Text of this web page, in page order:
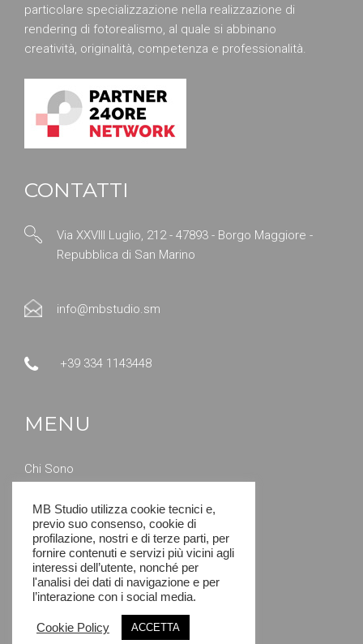
particolare specializzazione nella realizzazione di
rendering di fotorealismo, al quale si abbinano
creatività, originalità, competenza e professionalità.
CONTATTI
Via XXVIII Luglio, 212 - 47893 - Borgo Maggiore -
Repubblica di San Marino
info@mbstudio.sm
+39 334 1143448
MENU
Chi Sono
Contatti
Lavori Eseguiti
Privacy policy
Cookie Policy
MB Studio utilizza cookie tecnici e,
previo suo consenso, cookie di
profilazione, nostri e di terze parti, per
fornire contenuti e servizi più vicini agli
interessi dell’utente, nonché per
l'analisi dei dati di navigazione e per
l’interazione con i social media.
Cookie Policy ACCETTA